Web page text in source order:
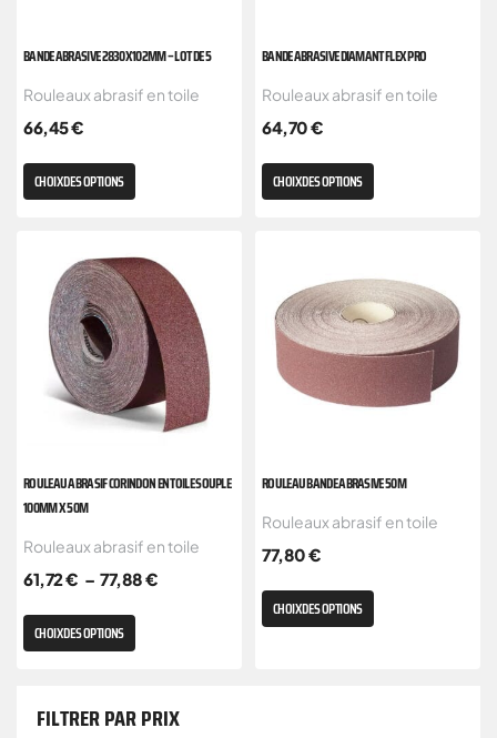
BANDE ABRASIVE 2830X102MM – LOT DE 5
Rouleaux abrasif en toile
66,45€
CHOIX DES OPTIONS
BANDE ABRASIVE DIAMANT FLEX PRO
Rouleaux abrasif en toile
64,70€
CHOIX DES OPTIONS
ROULEAU ABRASIF CORINDON EN TOILE SOUPLE
100MM X 50M
Rouleaux abrasif en toile
61,72€ – 77,88€
CHOIX DES OPTIONS
ROULEAU BANDE ABRASIVE 50M
Rouleaux abrasif en toile
77,80€
CHOIX DES OPTIONS
FILTRER PAR PRIX